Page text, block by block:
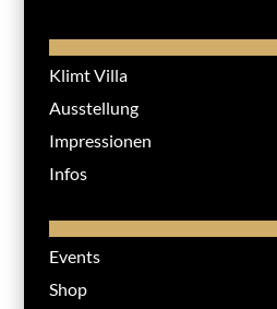
Klimt Villa
Ausstellung
Impressionen
Infos
Events
Shop